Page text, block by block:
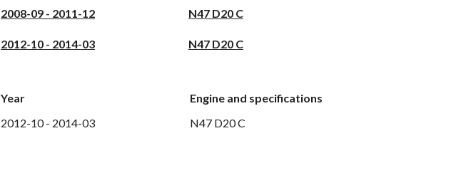
2008-09 - 2011-12 N47 D20 C
2012-10 - 2014-03 N47 D20 C
Year
Engine and specifications
2012-10 - 2014-03 N47 D20 C